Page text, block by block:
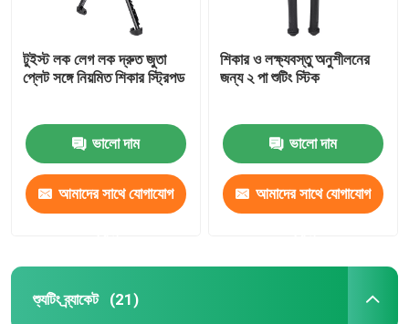
টুইস্ট লক লেগ লক দ্রুত জুতা
প্লেট সঙ্গে নিয়মিত শিকার স্ট্রিপড
ভালো দাম
আমাদের সাথে যোগাযোগ
শিকার ও লক্ষ্যবস্তু অনুশীলনের
জন্য ২ পা শুটিং স্টিক
ভালো দাম
আমাদের সাথে যোগাযোগ
শ্যুটিং ব্র্যাকেট (21)